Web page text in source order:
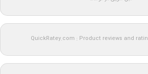
QuickRatey.com : Product reviews and